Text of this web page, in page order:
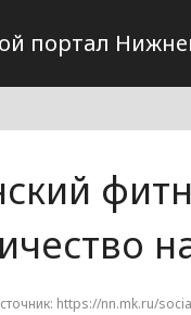
портал
https://nn.mk.ru/